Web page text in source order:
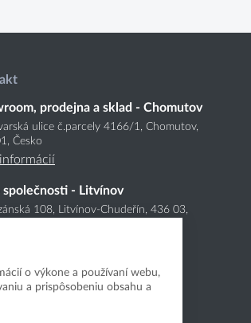
prodejna a sklad - Chomutov
ulice č.parcely 4166/1, Chomutov,
Česko
společnosti - Litvínov
108, Litvínov-Chudeřín, 436 03,
o výkone a používaní webu,
a prispôsobeniu obsahu a